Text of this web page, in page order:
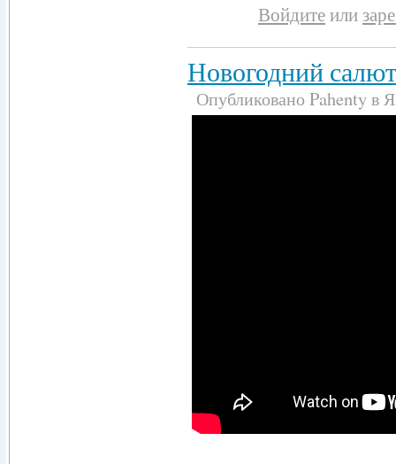
Войдитеили
Новогодний
Опубликовано Pahenty в